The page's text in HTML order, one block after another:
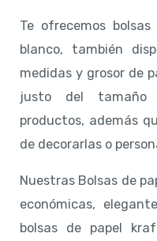
Te ofrecemos
blanco, también
medidas y grosor de
justo del tamaño
productos, además
de decorarlas o
Nuestras Bolsas de
económicas,
bolsas de papel